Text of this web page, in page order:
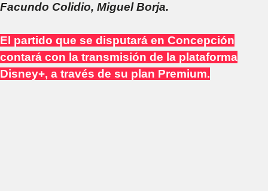
Facundo Colidio, Miguel Borja.
El partido que se disputará en Concepción
contará con la transmisión de la plataforma
Disney+, a través de su plan Premium.